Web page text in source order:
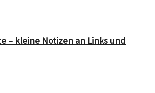
– kleine Notizen an Links und